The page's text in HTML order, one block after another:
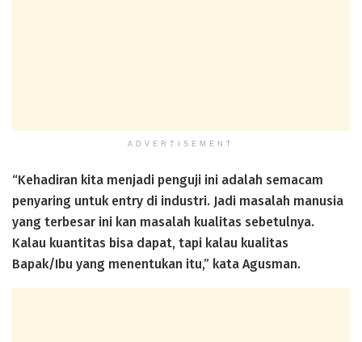
ADVERTISEMENT
“Kehadiran kita menjadi penguji ini adalah semacam
penyaring untuk entry di industri. Jadi masalah manusia
yang terbesar ini kan masalah kualitas sebetulnya.
Kalau kuantitas bisa dapat, tapi kalau kualitas
Bapak/Ibu yang menentukan itu,” kata Agusman.